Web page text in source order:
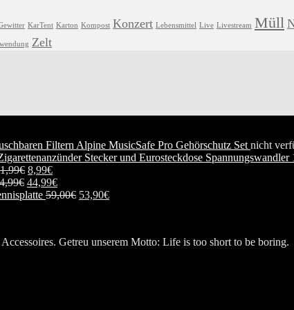
KarTent Karton Kompost Konzert Lebensmittel Live Livestream Müll
Zelt
Alpine MusicSafe Pro Gehörschutz Set nicht
€ 8,99€
€ 44,99€
59,00€ 53,90€
Getreu unserem Motto: Life is too short to be boring.